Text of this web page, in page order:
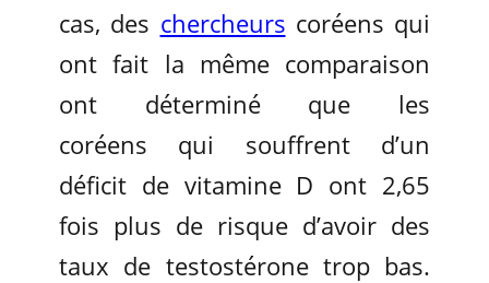
cas, des chercheurs coréens qui
ont fait la même comparaison
ont déterminé que les
coréens qui souffrent d’un
déficit de vitamine D ont 2,65
fois plus de risque d’avoir des
taux de testostérone trop bas.